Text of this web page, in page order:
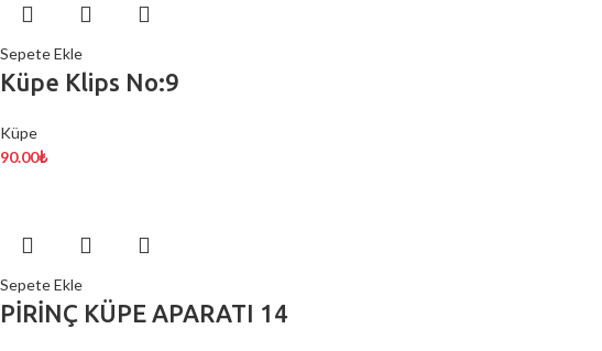
Sepete Ekle
Küpe Klips No:9
Küpe
90.00₺
Sepete Ekle
PİRİNÇ KÜPE APARATI 14